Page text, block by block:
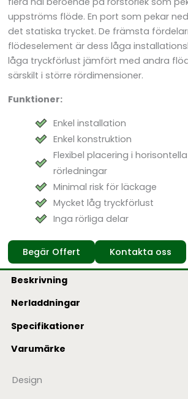
uppströms flöde. En port som pekar
det statiska trycket. De främsta
flödeselement är dess låga
låga tryckförlust jämfört med andra
särskilt i större rördimensioner.
Funktioner:
Enkel installation
Enkel konstruktion
Flexibel placering i
rörledningar
Minimal risk för läckage
Mycket låg tryckförlust
Inga rörliga delar
Begär Offert Kontakta oss
Beskrivning
Nerladdningar
Specifikationer
Varumärke
Design